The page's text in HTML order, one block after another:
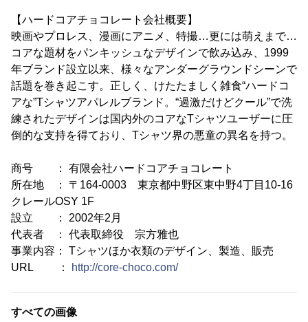
【ハードコアチョコレート会社概要】
映画やプロレス、漫画にアニメ、特撮…更には萌えまで…
コアな題材をパンキッシュなデザインで飲み込み、1999
年ブランド設立以来、様々なアンダーグラウンドシーンで
話題を巻き起こす。正しく、けたたましく雑食“ハードコ
アな”Tシャツアパレルブランド。“過激だけどクール”で洗
練されたデザインは国内外のコアなTシャツユーザーに圧
倒的な支持を得ており、Tシャツ界の悪童の異名を持つ。
商号 ： 有限会社ハードコアチョコレート
所在地 ： 〒164-0003 東京都中野区東中野4丁目10-16
クレールOSY 1F
設立 ： 2002年2月
代表者 ： 代表取締役 宗方雅也
事業内容： Tシャツほか衣類のデザイン、製造、販売
URL ：
http://core-choco.com/
すべての画像